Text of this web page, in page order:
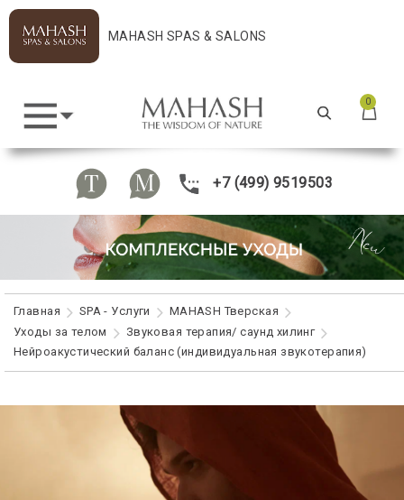
MAHASH SPAS & SALONS
0
+7 (499) 9519503
Главная SPA - Услуги
MAHASH Тверская
Уходы за телом
Звуковая терапия/ саунд хилинг
Нейроакустический баланс (индивидуальная звукотерапия)